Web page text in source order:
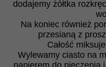
dodajemy żółtka
Na koniec również
przesianą z
Całość
Wylewamy ciasto na